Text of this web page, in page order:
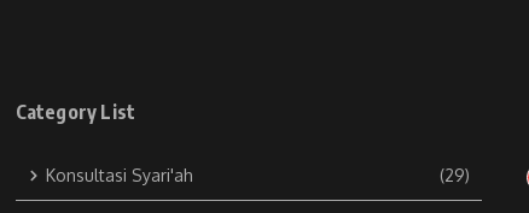
Category List
Konsultasi Syari'ah (29)